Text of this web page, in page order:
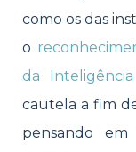
como os das
o
da Inteligência
cautela a fim
pensando